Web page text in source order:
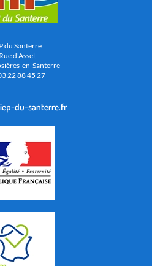
du Santerre
d'Assel,
en-Santerre
22 88 45 27